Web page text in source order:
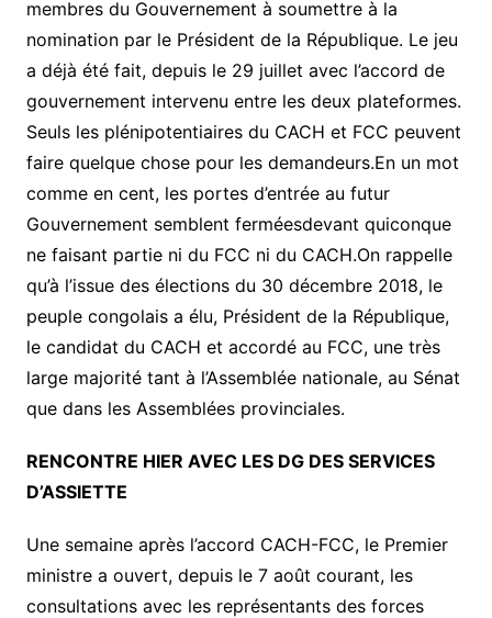
membres du Gouvernement à soumettre à la
nomination par le Président de la République. Le jeu
a déjà été fait, depuis le 29 juillet avec l’accord de
gouvernement intervenu entre les deux plateformes.
Seuls les plénipotentiaires du CACH et FCC peuvent
faire quelque chose pour les demandeurs.En un mot
comme en cent, les portes d’entrée au futur
Gouvernement semblent ferméesdevant quiconque
ne faisant partie ni du FCC ni du CACH.On rappelle
qu’à l’issue des élections du 30 décembre 2018, le
peuple congolais a élu, Président de la République,
le candidat du CACH et accordé au FCC, une très
large majorité tant à l’Assemblée nationale, au Sénat
que dans les Assemblées provinciales.
RENCONTRE HIER AVEC LES DG DES SERVICES
D’ASSIETTE
Une semaine après l’accord CACH-FCC, le Premier
ministre a ouvert, depuis le 7 août courant, les
consultations avec les représentants des forces